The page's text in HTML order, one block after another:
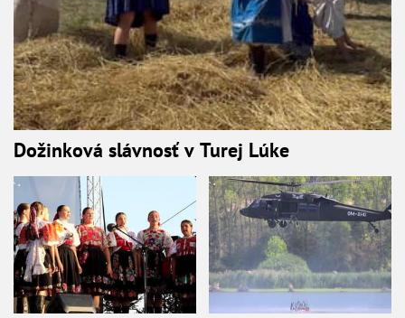
Dožinková slávnosť v Turej Lúke